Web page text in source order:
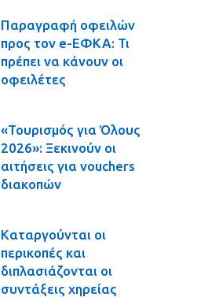
Παραγραφή οφειλών
προς τον e-ΕΦΚΑ: Τι
πρέπει να κάνουν οι
οφειλέτες
«Τουρισμός για Όλους
2026»: Ξεκινούν οι
αιτήσεις για vouchers
διακοπών
Καταργούνται οι
περικοπές και
διπλασιάζονται οι
συντάξεις χηρείας